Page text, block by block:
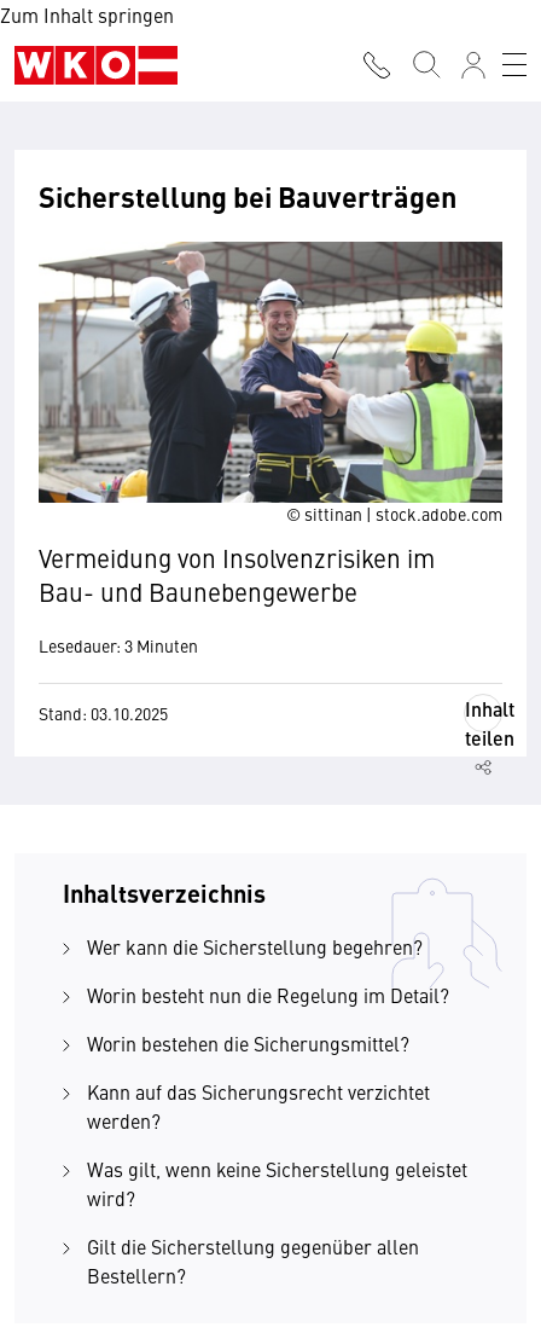
Zum Inhalt springen
© sittinan | stock.adobe.com
Sicherstellung bei Bauverträgen
Vermeidung von Insolvenzrisiken im
Bau- und Baunebengewerbe
Lesedauer: 3 Minuten
Stand: 03.10.2025
Inhalt
teilen
Inhaltsverzeichnis
Wer kann die Sicherstellung begehren?
Worin besteht nun die Regelung im Detail?
Worin bestehen die Sicherungsmittel?
Kann auf das Sicherungsrecht verzichtet
werden?
Was gilt, wenn keine Sicherstellung geleistet
wird?
Gilt die Sicherstellung gegenüber allen
Bestellern?